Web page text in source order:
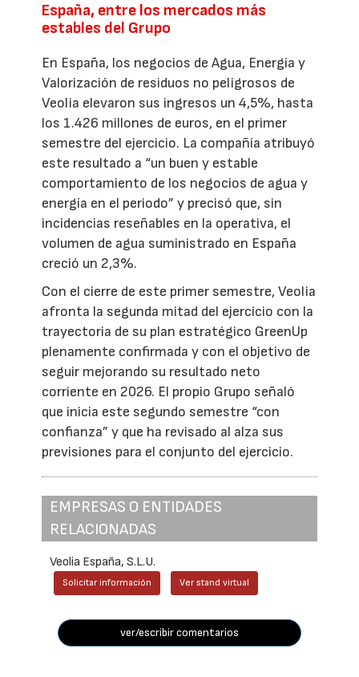
España, entre los mercados más
estables del Grupo
En España, los negocios de Agua, Energía y
Valorización de residuos no peligrosos de
Veolia elevaron sus ingresos un 4,5%, hasta
los 1.426 millones de euros, en el primer
semestre del ejercicio. La compañía atribuyó
este resultado a “un buen y estable
comportamiento de los negocios de agua y
energía en el periodo” y precisó que, sin
incidencias reseñables en la operativa, el
volumen de agua suministrado en España
creció un 2,3%.
Con el cierre de este primer semestre, Veolia
afronta la segunda mitad del ejercicio con la
trayectoria de su plan estratégico GreenUp
plenamente confirmada y con el objetivo de
seguir mejorando su resultado neto
corriente en 2026. El propio Grupo señaló
que inicia este segundo semestre “con
confianza” y que ha revisado al alza sus
previsiones para el conjunto del ejercicio.
EMPRESAS O ENTIDADES
RELACIONADAS
Veolia España, S.L.U.
Solicitar información Ver stand virtual
ver/escribir comentarios